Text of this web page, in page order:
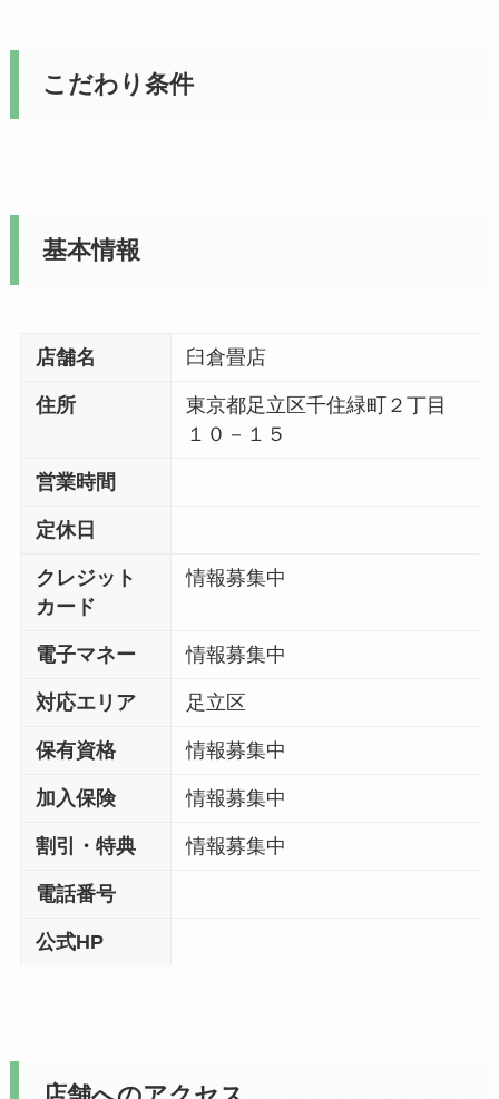
こだわり条件
基本情報
店舗名 臼倉畳店
住所
東京都足立区千住緑町２丁目
１０－１５
営業時間
定休日
クレジット
カード
情報募集中
電子マネー 情報募集中
対応エリア 足立区
保有資格 情報募集中
加入保険 情報募集中
割引・特典 情報募集中
電話番号
公式HP